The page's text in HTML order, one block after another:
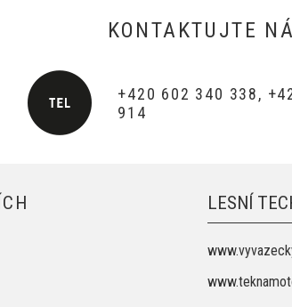
KONTAKTUJTE
+420 602 340 338,
914
LESNÍ